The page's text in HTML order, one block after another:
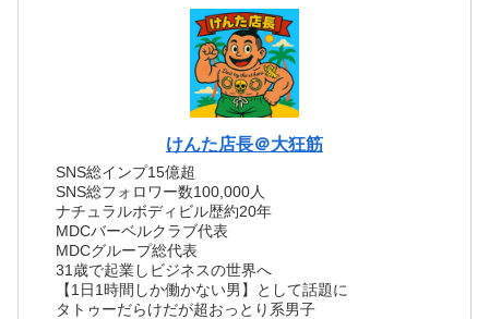
けんた店長＠大狂筋
SNS総インプ15億超
SNS総フォロワー数100,000人
ナチュラルボディビル歴約20年
MDCバーベルクラブ代表
MDCグループ総代表
31歳で起業しビジネスの世界へ
【1日1時間しか働かない男】として話題に
タトゥーだらけだが超おっとり系男子